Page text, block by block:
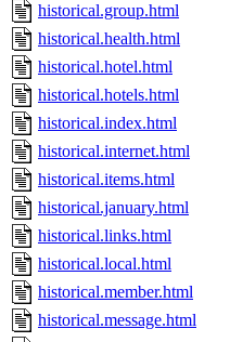
historical.group.html
historical.health.html
historical.hotel.html
historical.hotels.html
historical.index.html
historical.internet.html
historical.items.html
historical.january.html
historical.links.html
historical.local.html
historical.member.html
historical.message.html